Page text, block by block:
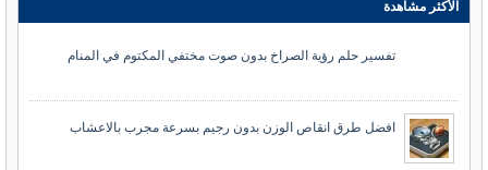
الأكثر مشاهدة
تفسير حلم رؤية الصراخ بدون صوت مختفي المكتوم في المنام
افضل طرق انقاص الوزن بدون رجيم بسرعة مجرب بالاعشاب